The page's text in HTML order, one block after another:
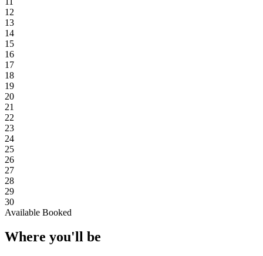
12
13
14
15
16
17
18
19
20
21
22
23
24
25
26
27
28
29
30
Available Booked
Where you'll be